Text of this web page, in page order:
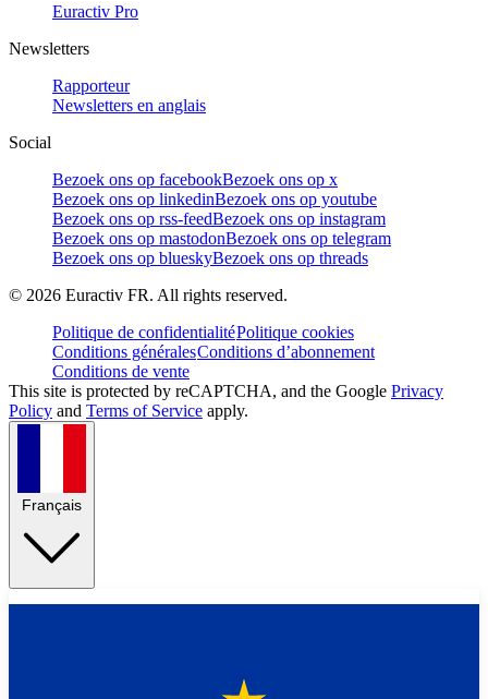
Euractiv Pro
Newsletters
Rapporteur
Newsletters en anglais
Social
Bezoek ons op facebookBezoek ons op x
Bezoek ons op linkedinBezoek ons op youtube
Bezoek ons op rss-feedBezoek ons op instagram
Bezoek ons op mastodonBezoek ons op telegram
Bezoek ons op blueskyBezoek ons op threads
© 2026 Euractiv FR. All rights reserved.
Politique de confidentialitéPolitique cookies
Conditions généralesConditions d’abonnement
Conditions de vente
This site is protected by reCAPTCHA, and the Google Privacy
Policy and Terms of Service apply.
Français